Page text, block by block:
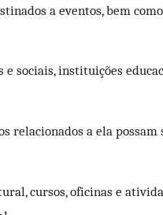
a eventos, bem
sociais, instituições
relacionados a ela
cursos, oficinas e